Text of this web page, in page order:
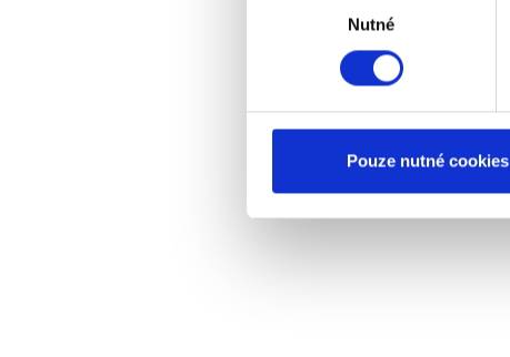
Nutné
Pouze nutné cookies